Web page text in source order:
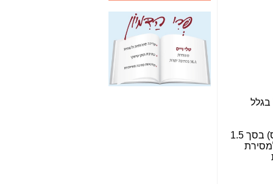
(קנס) בסך 1.5
אחת הרגליים של "תיק
4000 התפור"
התמוטטה היום
בניצחון (כפול) של בזק
-
כאן
איך כתבות מפנקות